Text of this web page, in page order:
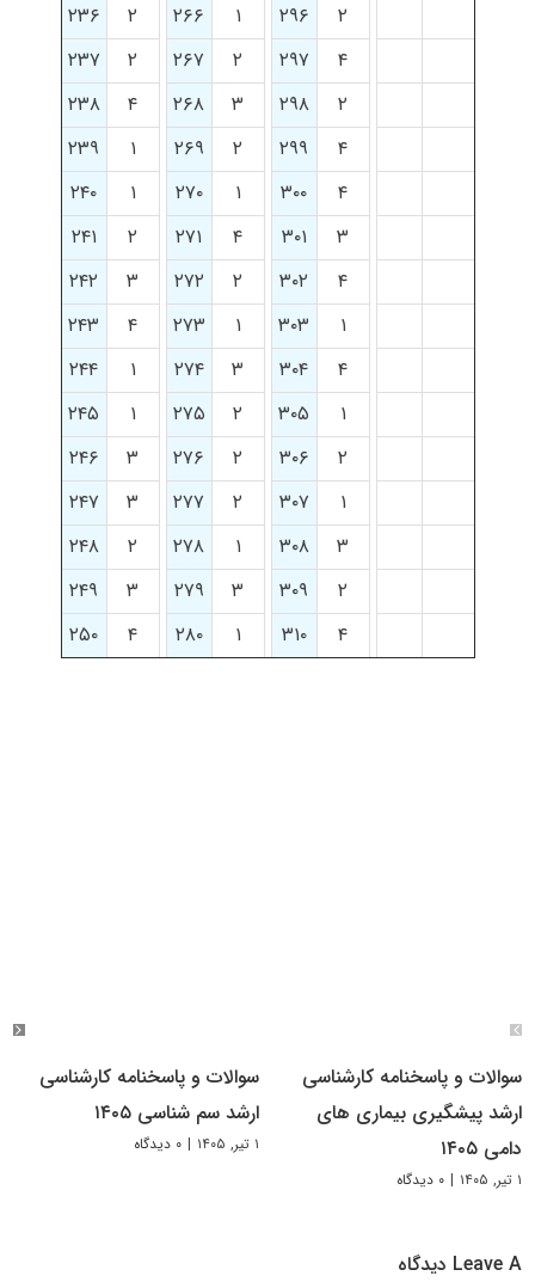
۲
۲۹۶ ۱ ۲۶۶ ۲
۲۳۶
۴
۲۹۷ ۲ ۲۶۷ ۲
۲۳۷
۲
۲۹۸ ۳ ۲۶۸ ۴
۲۳۸
۴
۲۹۹ ۲ ۲۶۹ ۱
۲۳۹
۴
۳۰۰ ۱ ۲۷۰ ۱
۲۴۰
۳
۳۰۱ ۴ ۲۷۱ ۲
۲۴۱
۴
۳۰۲ ۲ ۲۷۲ ۳
۲۴۲
۱
۳۰۳ ۱ ۲۷۳ ۴
۲۴۳
۴
۳۰۴ ۳ ۲۷۴ ۱
۲۴۴
۱
۳۰۵ ۲ ۲۷۵ ۱
۲۴۵
۲
۳۰۶ ۲ ۲۷۶ ۳
۲۴۶
۱
۳۰۷ ۲ ۲۷۷ ۳
۲۴۷
۳
۳۰۸ ۱ ۲۷۸ ۲
۲۴۸
۲
۳۰۹ ۳ ۲۷۹ ۳
۲۴۹
۴
۳۱۰ ۱ ۲۸۰ ۴ ۲۵۰
سوالات و پاسخنامه کارشناسی
ارشد پیشگیری بیماری های
دامی ۱۴۰۵
۱ تیر, ۱۴۰۵ | ۰ دیدگاه
سوالات و پاسخنامه کارشناسی
ارشد سم شناسی ۱۴۰۵
۱ تیر, ۱۴۰۵ | ۰ دیدگاه
Leave A دیدگاه